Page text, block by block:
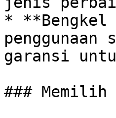
* **Bengkel
garansi
### Memilih